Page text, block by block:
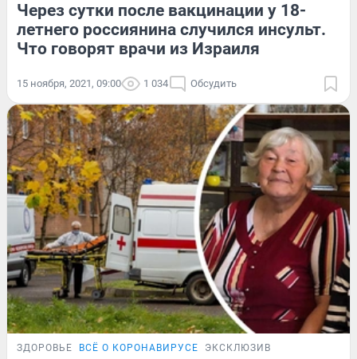
Через сутки после вакцинации у 18-
летнего россиянина случился инсульт.
Что говорят врачи из Израиля
15 ноября, 2021, 09:00 1 034 Обсудить
ЗДОРОВЬЕ ВСЁ О КОРОНАВИРУСЕ ЭКСКЛЮЗИВ